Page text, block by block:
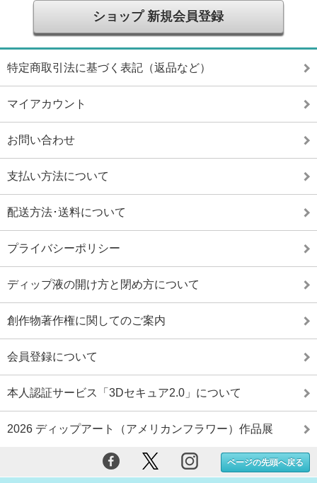
ショップ 新規会員登録
特定商取引法に基づく表記（返品など）
マイアカウント
お問い合わせ
支払い方法について
配送方法･送料について
プライバシーポリシー
ディップ液の開け方と閉め方について
創作物著作権に関してのご案内
会員登録について
本人認証サービス「3Dセキュア2.0」について
2026 ディップアート（アメリカンフラワー）作品展
ページの先頭へ戻る